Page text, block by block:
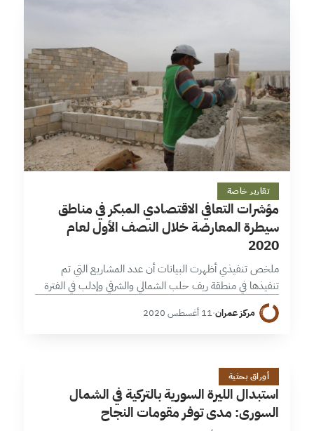
17 دقائق
تقارير خاصة
مؤشرات التعافي الاقتصادي المبكر في مناطق
سيطرة المعارضة خلال النصف الأول لعام
2020
ملخص تنفيذي أظهرت البيانات أن عدد المشاريع التي تم
تنفيذها في منطقة ريف حلب الشمالي والشرقي وإدلب في الفترة
الممتدة من 1 كانون الثاني حتى 30 حزيران 2020 نحو 457…
مركز عمران·11 أغسطس 2020
ا
19 دقائق
أوراق بحثية
استبدال الليرة السورية بالتركية في الشمال
السوري: مدى توفر مقومات النجاح